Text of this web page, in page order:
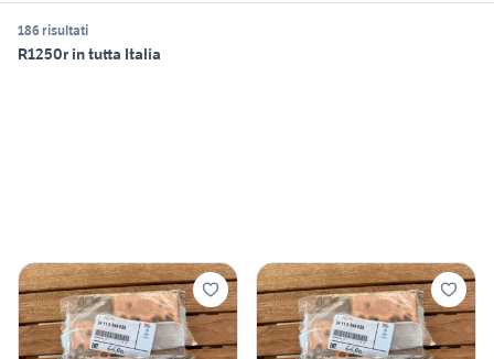
186 risultati
R1250r in tutta Italia